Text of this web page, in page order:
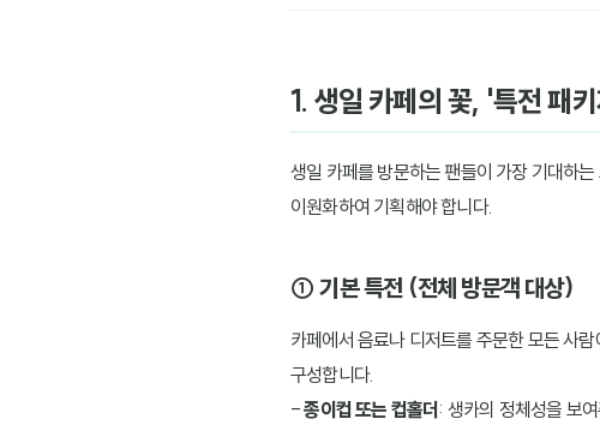
1. 생일 카페의 꽃, '특전 패
생일 카페를 방문하는 팬들이 가장 기대하
이원화하여 기획해야 합니다.
① 기본 특전 (전체 방문객 대상)
카페에서 음료나 디저트를 주문한 모든 사
구성합니다.
-종이컵 또는 컵홀더 : 생카의 정체성을 보